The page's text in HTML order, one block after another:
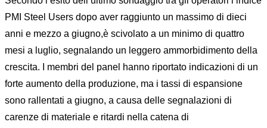
PMI Steel Users dopo aver raggiunto un massimo di dieci
anni e mezzo a giugno,è scivolato a un minimo di quattro
mesi a luglio, segnalando un leggero ammorbidimento della
crescita. I membri del panel hanno riportato indicazioni di un
forte aumento della produzione, ma i tassi di espansione
sono rallentati a giugno, a causa delle segnalazioni di
carenze di materiale e ritardi nella catena di